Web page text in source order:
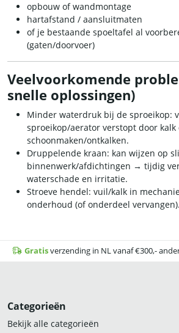
opbouw of wandmontage
hartafstand / aansluitmaten
of je bestaande spoeltafel al
(gaten/doorvoer)
Veelvoorkomende
snelle oplossingen)
Minder waterdruk bij de sproeikop:
sproeikop/aerator verstopt door
schoonmaken/ontkalken.
Druppelende kraan: kan wijzen op
binnenwerk/afdichtingen → tijdig
waterschade en irritatie.
Stroeve hendel: vuil/kalk in
onderhoud (of onderdeel vervangen).
Gratisverzending in NL vanaf €300,-
Categorieën
Bekijk alle categorieën